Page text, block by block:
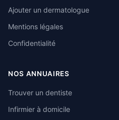
Ajouter un dermatologue
Mentions légales
Confidentialité
NOS ANNUAIRES
Trouver un dentiste
Infirmier à domicile